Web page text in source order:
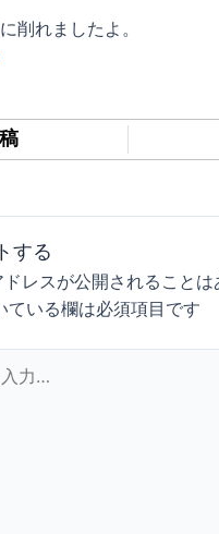
削れましたよ。
する
ドレスが公開されることは
ている欄は必須項目です